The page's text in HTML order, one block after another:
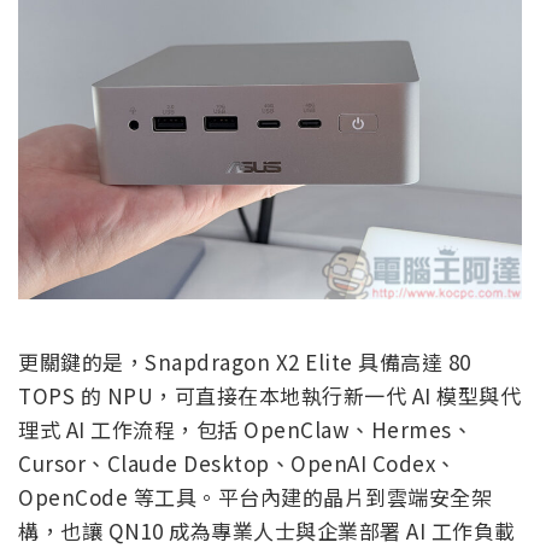
更關鍵的是，Snapdragon X2 Elite 具備高達 80
TOPS 的 NPU，可直接在本地執行新一代 AI 模型與代
理式 AI 工作流程，包括 OpenClaw、Hermes、
Cursor、Claude Desktop、OpenAI Codex、
OpenCode 等工具。平台內建的晶片到雲端安全架
構，也讓 QN10 成為專業人士與企業部署 AI 工作負載